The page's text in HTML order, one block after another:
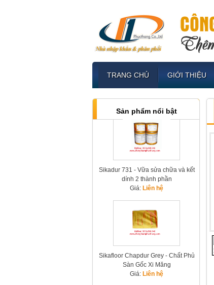
TRANG CHỦ GIỚI THIỆU
Sản phẩm nổi bật
Sikament R7 - Phụ gia hỗ trợ tháo
Sikadur 731 - Vữa sửa chữa và kết
dính 2 thành phần
Giá:Liên hệ
Sikafloor Chapdur Grey - Chất Phủ
Sàn Gốc Xi Măng
Giá:Liên hệ